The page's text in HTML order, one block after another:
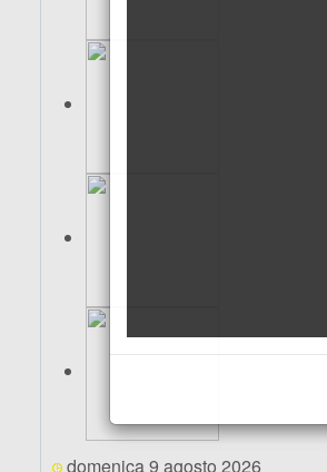
domenica 9 agosto 2026